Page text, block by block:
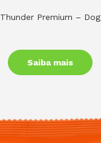
Thunder Premium – Dog
Saiba mais